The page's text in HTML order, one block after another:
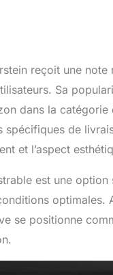
reçoit une
Sa
dans la
de
et l’aspect
est une
optimales.
se positionne